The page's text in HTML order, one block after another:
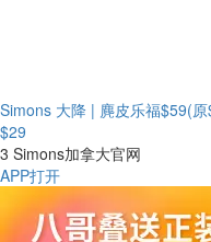
Simons 大降 | 麂皮乐福$59(
$29
3 Simons加拿大官网
APP打开